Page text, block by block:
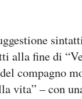
alla fine di
compagno
vita” – con